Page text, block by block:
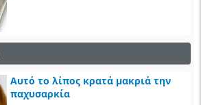
Αυτό το λίπος κρατά μακριά την
παχυσαρκία